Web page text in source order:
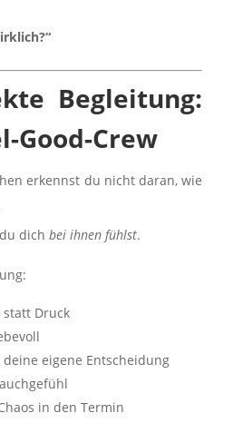
Begleitung:
Good-Crew
erkennst du nicht daran, wie
dich bei ihnen fühlst.
Druck
eigene Entscheidung
in den Termin